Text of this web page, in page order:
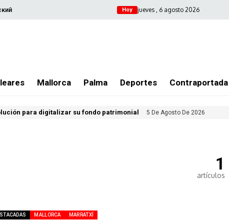
Hoy jueves , 6 agosto 2026
Mallorca Palma Deportes Contraportada
para digitalizar su fondo patrimonial 5 De Agosto De 2026
1
artículos
MALLORCA MARRATXÍ